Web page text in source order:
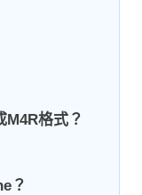
M4R格式？
？